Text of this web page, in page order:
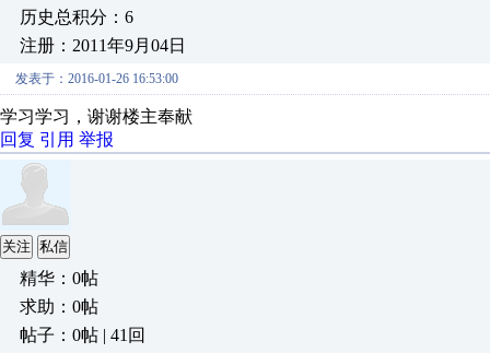
历史总积分：6
注册：2011年9月04日
发表于：2016-01-26 16:53:00
学习学习，谢谢楼主奉献
回复 引用 举报
关注 私信
精华：0帖
求助：0帖
帖子：0帖 | 41回